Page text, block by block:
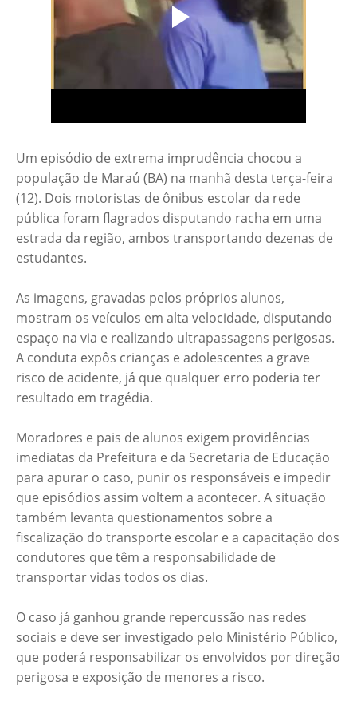
Um episódio de extrema imprudência chocou a
população de Maraú (BA) na manhã desta terça-feira
(12). Dois motoristas de ônibus escolar da rede
pública foram flagrados disputando racha em uma
estrada da região, ambos transportando dezenas de
estudantes.
As imagens, gravadas pelos próprios alunos,
mostram os veículos em alta velocidade, disputando
espaço na via e realizando ultrapassagens perigosas.
A conduta expôs crianças e adolescentes a grave
risco de acidente, já que qualquer erro poderia ter
resultado em tragédia.
Moradores e pais de alunos exigem providências
imediatas da Prefeitura e da Secretaria de Educação
para apurar o caso, punir os responsáveis e impedir
que episódios assim voltem a acontecer. A situação
também levanta questionamentos sobre a
fiscalização do transporte escolar e a capacitação dos
condutores que têm a responsabilidade de
transportar vidas todos os dias.
O caso já ganhou grande repercussão nas redes
sociais e deve ser investigado pelo Ministério Público,
que poderá responsabilizar os envolvidos por direção
perigosa e exposição de menores a risco.